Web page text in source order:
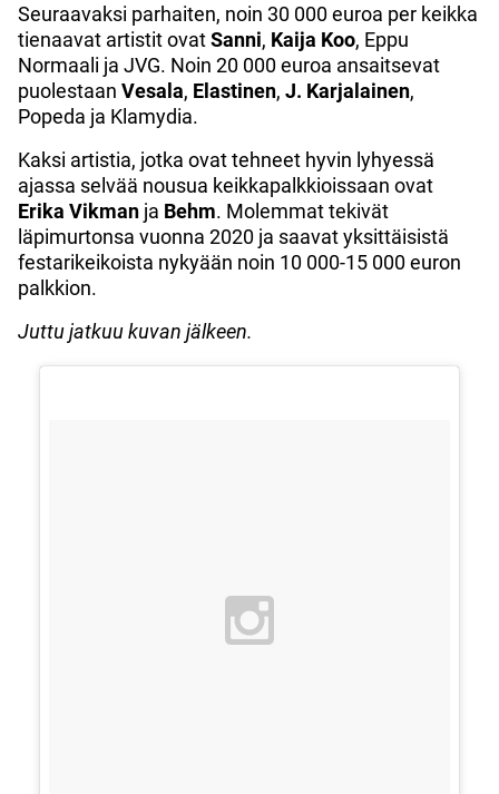
Seuraavaksi parhaiten, noin 30 000 euroa per keikka
tienaavat artistit ovatSanni, Kaija Koo, Eppu
Normaali ja JVG. Noin 20 000 euroa ansaitsevat
puolestaan Vesala, Elastinen, J. Karjalainen,
Popeda ja Klamydia.
Kaksi artistia, jotka ovat tehneet hyvin lyhyessä
ajassa selvää nousua keikkapalkkioissaan ovat
Erika Vikman ja Behm. Molemmat tekivät
läpimurtonsa vuonna 2020 ja saavat yksittäisistä
festarikeikoista nykyään noin 10 000-15 000 euron
palkkion.
Juttu jatkuu kuvan jälkeen.